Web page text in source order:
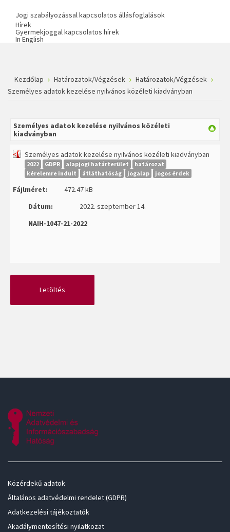
Jogi szabályozással kapcsolatos állásfoglalások
Hírek
Gyermekjoggal kapcsolatos hírek
In English
Kezdőlap Határozatok/Végzések
Határozatok/Végzések
Személyes adatok kezelése nyilvános közéleti kiadványban
Személyes adatok kezelése nyilvános közéleti
kiadványban
Személyes adatok kezelése nyilvános közéleti kiadványban
2022 GDPR alapjogi határterület
határozat
kérelemre indult
átláthatóság jogalap jogos érdek
Fájlméret:
472.47 kB
Dátum:
2022. szeptember 14.
NAIH-1047-21-2022
Közérdekű adatok
Általános adatvédelmi rendelet (GDPR)
Adatkezelési tájékoztatók
Akadálymentesítési nyilatkozat